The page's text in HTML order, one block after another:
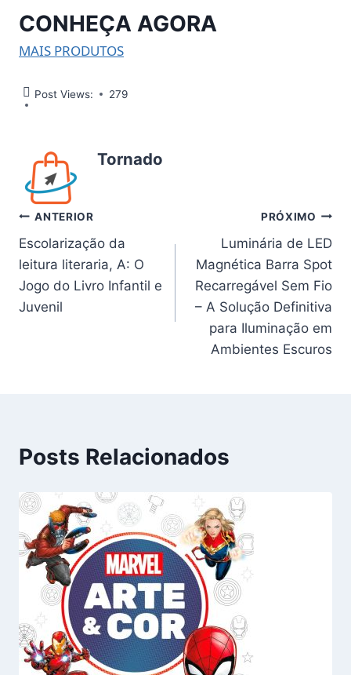
CONHEÇA AGORA
MAIS PRODUTOS
Post Views: 279
Tornado
Navegação
de
Post
ANTERIOR
Escolarização da
leitura literaria, A: O
Jogo do Livro Infantil e
Juvenil
PRÓXIMO
Luminária de LED
Magnética Barra Spot
Recarregável Sem Fio
– A Solução Definitiva
para Iluminação em
Ambientes Escuros
Posts Relacionados